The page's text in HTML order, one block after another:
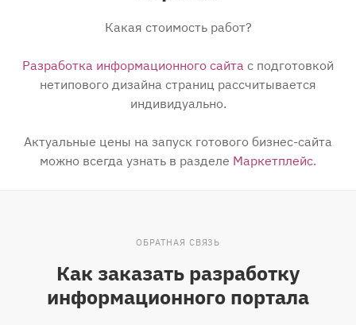
Какая стоимость работ?
Разработка информационного сайта с подготовкой
нетипового дизайна страниц рассчитывается
индивидуально.
Актуальные цены на запуск готового бизнес-сайта
можно всегда узнать в разделе Маркетплейс.
ОБРАТНАЯ СВЯЗЬ
Как заказать разработку
информационного портала